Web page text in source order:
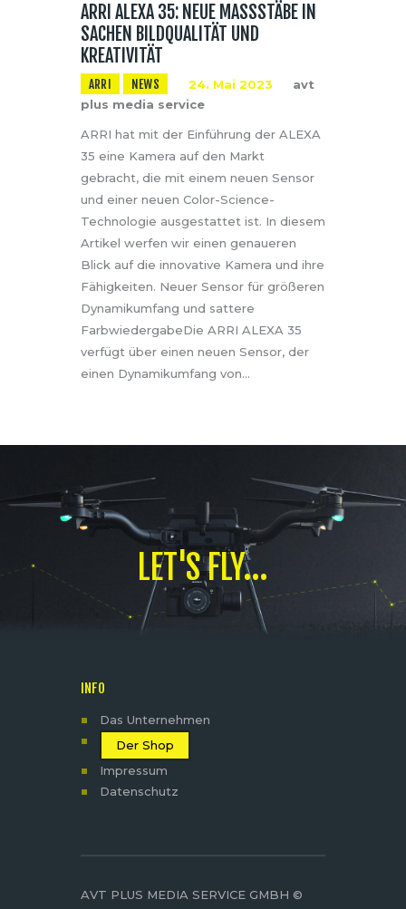
ARRI ALEXA 35: NEUE MASSSTÄBE IN S
ACHEN BILDQUALITÄT UND K
REATIVITÄT
ARRI NEWS 24. Mai 2023
avt
plus media service
ARRI hat mit der Einführung der ALEXA
35 eine Kamera auf den Markt
gebracht, die mit einem neuen Sensor
und einer neuen Color-Science-
Technologie ausgestattet ist. In diesem
Artikel werfen wir einen genaueren
Blick auf die innovative Kamera und ihre
Fähigkeiten. Neuer Sensor für größeren
Dynamikumfang und sattere
FarbwiedergabeDie ARRI ALEXA 35
verfügt über einen neuen Sensor, der
einen Dynamikumfang von…
LET'S FLY...
INFO
Das Unternehmen
Der Shop
Impressum
Datenschutz
AVT PLUS MEDIA SERVICE GMBH ©